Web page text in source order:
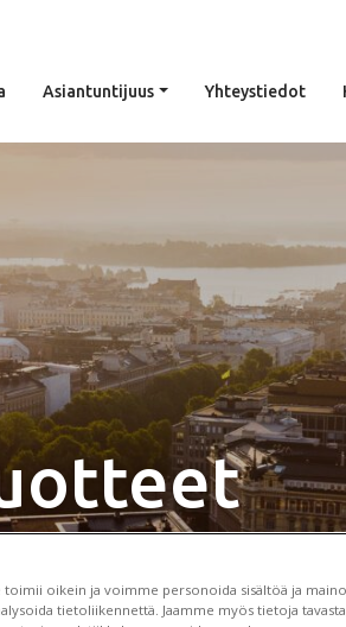
Asiantuntijuus Yhteystiedot
oikein ja voimme personoida sisältöä ja
tietoliikennettä. Jaamme myös tietoja